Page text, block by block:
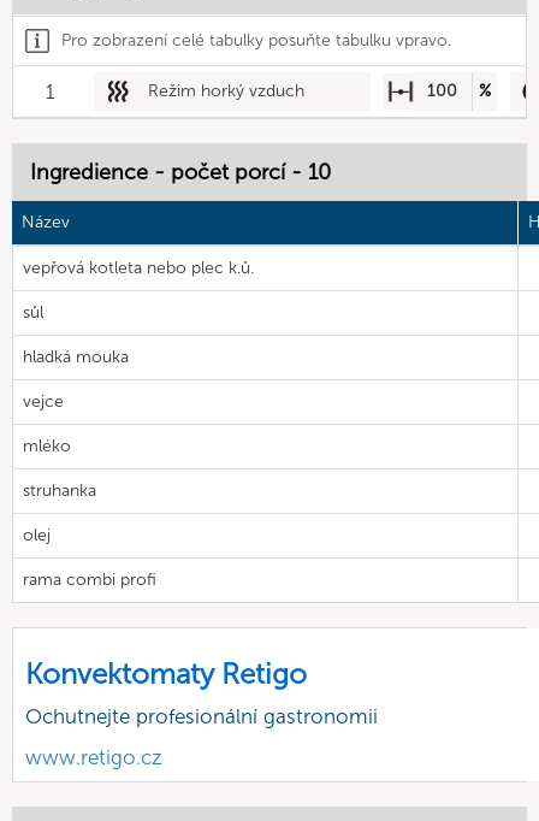
Pro zobrazení celé tabulky posuňte tabulku vpravo.
1 Režim horký vzduch 100 %
Ingredience - počet porcí - 10
Název
vepřová kotleta nebo plec k.ů.
sůl
hladká mouka
vejce
mléko
struhanka
olej
rama combi profi
Konvektomaty Retigo
Ochutnejte profesionální gastronomii
www.retigo.cz